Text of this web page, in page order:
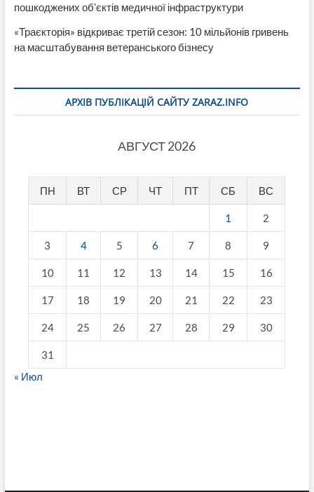
пошкоджених об’єктів медичної інфраструктури
«Траєкторія» відкриває третій сезон: 10 мільйонів гривень
на масштабування ветеранського бізнесу
АРХІВ ПУБЛІКАЦІЙ САЙТУ ZARAZ.INFO
АВГУСТ 2026
ПН ВТ СР ЧТ ПТ СБ ВС
1 2
3 4 5 6 7 8 9
10 11 12 13 14 15 16
17 18 19 20 21 22 23
24 25 26 27 28 29 30
31
« Июл